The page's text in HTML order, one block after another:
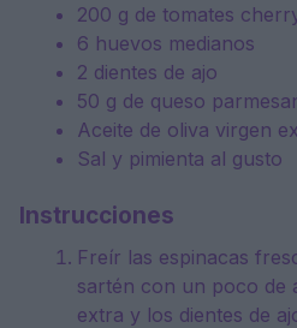
200 g de tomates
6 huevos medianos
2 dientes de ajo
50 g de queso
Aceite de oliva virgen
Sal y pimienta al gusto
Instrucciones
Freír las espinacas
sartén con un poco de
extra y los dientes de